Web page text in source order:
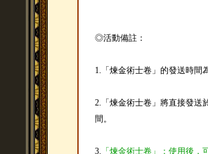
◎活動備註：
1.「煉金術士卷」的發送時間
2.「煉金術士卷」將直接發送
間。
3. 「煉金術士卷」：使用後